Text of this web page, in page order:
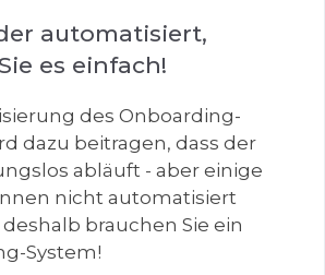
automatisiert,
es einfach!
des Onboarding-
dazu beitragen, dass der
abläuft - aber einige
nicht automatisiert
brauchen Sie ein
System!